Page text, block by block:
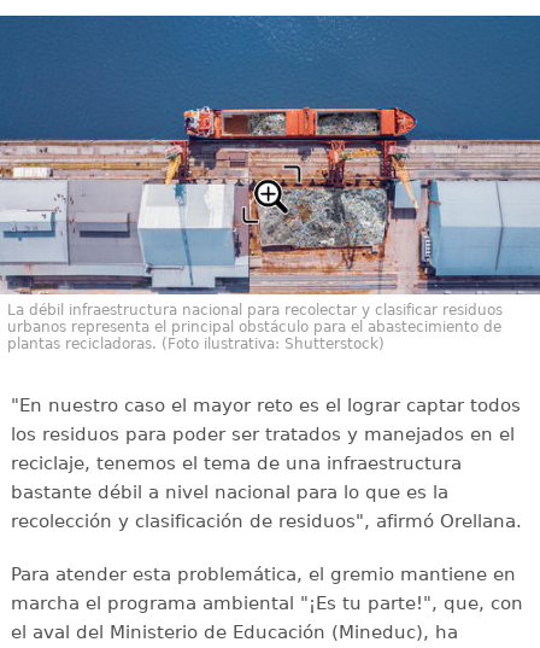
La débil infraestructura nacional para recolectar y clasificar residuos
urbanos representa el principal obstáculo para el abastecimiento de
plantas recicladoras. (Foto ilustrativa: Shutterstock)
"En nuestro caso el mayor reto es el lograr captar todos
los residuos para poder ser tratados y manejados en el
reciclaje, tenemos el tema de una infraestructura
bastante débil a nivel nacional para lo que es la
recolección y clasificación de residuos", afirmó Orellana.
Para atender esta problemática, el gremio mantiene en
marcha el programa ambiental "¡Es tu parte!", que, con
el aval del Ministerio de Educación (Mineduc), ha